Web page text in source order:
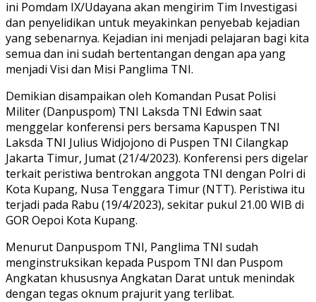
ini Pomdam IX/Udayana akan mengirim Tim Investigasi
dan penyelidikan untuk meyakinkan penyebab kejadian
yang sebenarnya. Kejadian ini menjadi pelajaran bagi kita
semua dan ini sudah bertentangan dengan apa yang
menjadi Visi dan Misi Panglima TNI.
Demikian disampaikan oleh Komandan Pusat Polisi
Militer (Danpuspom) TNI Laksda TNI Edwin saat
menggelar konferensi pers bersama Kapuspen TNI
Laksda TNI Julius Widjojono di Puspen TNI Cilangkap
Jakarta Timur, Jumat (21/4/2023). Konferensi pers digelar
terkait peristiwa bentrokan anggota TNI dengan Polri di
Kota Kupang, Nusa Tenggara Timur (NTT). Peristiwa itu
terjadi pada Rabu (19/4/2023), sekitar pukul 21.00 WIB di
GOR Oepoi Kota Kupang.
Menurut Danpuspom TNI, Panglima TNI sudah
menginstruksikan kepada Puspom TNI dan Puspom
Angkatan khususnya Angkatan Darat untuk menindak
dengan tegas oknum prajurit yang terlibat.